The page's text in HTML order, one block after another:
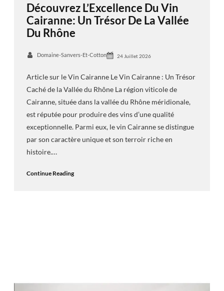
Découvrez L’Excellence Du Vin
Cairanne: Un Trésor De La Vallée
Du Rhône
Domaine-Sanvers-Et-Cotton 24 Juillet 2026
Article sur le Vin Cairanne Le Vin Cairanne : Un Trésor
Caché de la Vallée du Rhône La région viticole de
Cairanne, située dans la vallée du Rhône méridionale,
est réputée pour produire des vins d’une qualité
exceptionnelle. Parmi eux, le vin Cairanne se distingue
par son caractère unique et son terroir riche en
histoire.…
Continue Reading